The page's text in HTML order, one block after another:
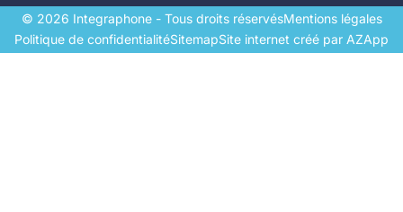
© 2026 Integraphone - Tous droits réservésMentions légales
Politique de confidentialitéSitemapSite internet créé par AZApp